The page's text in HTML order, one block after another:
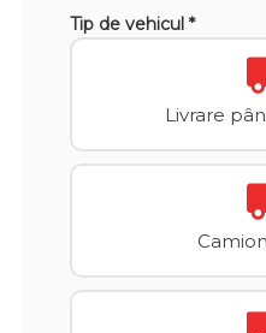
Tip de vehicul *
Livrare